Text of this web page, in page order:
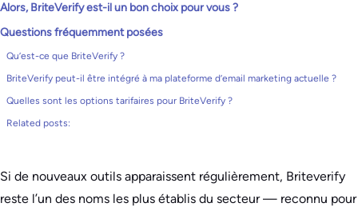
Alors, BriteVerify est-il un bon choix pour vous ?
Questions fréquemment posées
Qu’est-ce que BriteVerify ?
BriteVerify peut-il être intégré à ma plateforme d’email marketing actuelle ?
Quelles sont les options tarifaires pour BriteVerify ?
Related posts:
Si de nouveaux outils apparaissent régulièrement, Briteverify
reste l’un des noms les plus établis du secteur — reconnu pour